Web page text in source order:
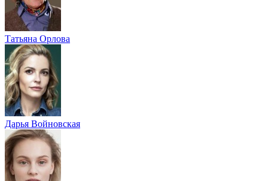
Татьяна Орлова
Дарья Войновская